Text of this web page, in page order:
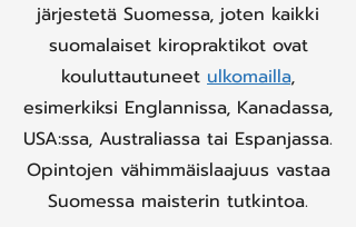
järjestetä Suomessa, joten kaikki
suomalaiset kiropraktikot ovat
kouluttautuneet ulkomailla,
esimerkiksi Englannissa, Kanadassa,
USA:ssa, Australiassa tai Espanjassa.
Opintojen vähimmäislaajuus vastaa
Suomessa maisterin tutkintoa.